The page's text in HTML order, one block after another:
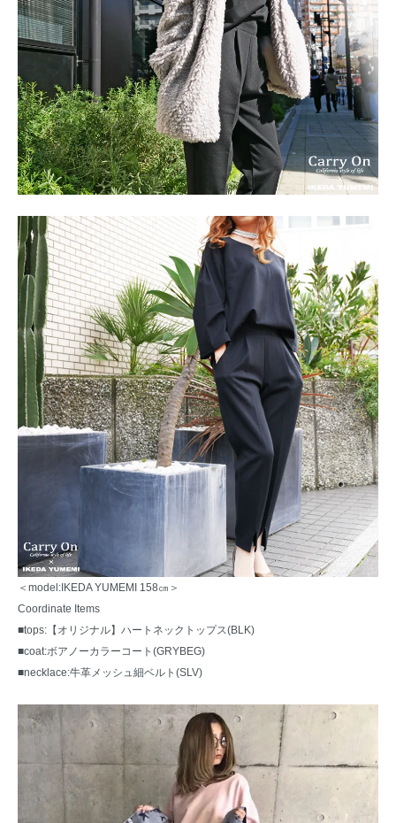
＜model:IKEDA YUMEMI 158㎝＞
Coordinate Items
■tops: 【オリジナル】ハートネックトップス(BLK)
■coat:ボアノーカラーコート(GRYBEG)
■necklace:牛革メッシュ細ベルト(SLV)